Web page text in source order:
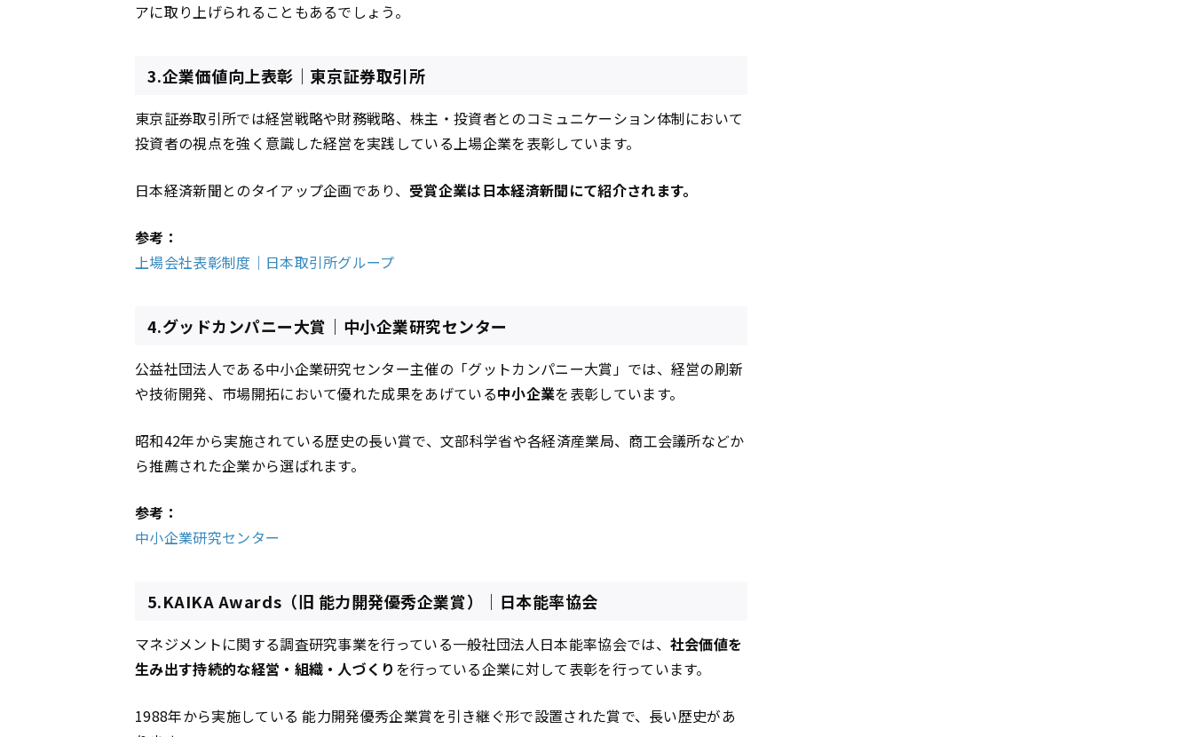
アに取り上げられることもあるでしょう。
3.企業価値向上表彰｜東京証券取引所
東京証券取引所では経営戦略や財務戦略、株主・投資者とのコミュニケーション体制において
投資者の視点を強く意識した経営を実践している上場企業を表彰しています。
日本経済新聞とのタイアップ企画であり、 受賞企業は日本経済新聞にて紹介されます。
参考：
上場会社表彰制度｜日本取引所グループ
4.グッドカンパニー大賞｜中小企業研究センター
公益社団法人である中小企業研究センター主催の「グットカンパニー大賞」では、経営の刷新
や技術開発、市場開拓において優れた成果をあげている中小企業を表彰しています。
昭和42年から実施されている歴史の長い賞で、文部科学省や各経済産業局、商工会議所などか
ら推薦された企業から選ばれます。
参考：
中小企業研究センター
5.KAIKA Awards（旧 能力開発優秀企業賞）｜日本能率協会
マネジメントに関する調査研究事業を行っている一般社団法人日本能率協会では、 社会価値を
生み出す持続的な経営・組織・人づくり を行っている企業に対して表彰を行っています。
1988年から実施している 能力開発優秀企業賞を引き継ぐ形で設置された賞で、長い歴史があ